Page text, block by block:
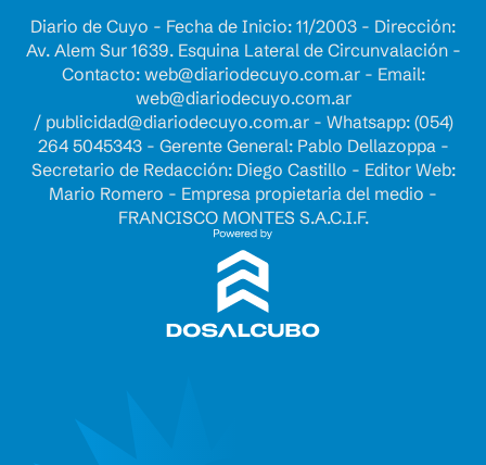
Diario de Cuyo - Fecha de Inicio: 11/2003 - Dirección:
Av. Alem Sur 1639. Esquina Lateral de Circunvalación -
Contacto: web@diariodecuyo.com.ar- Email:
web@diariodecuyo.com.ar
/ publicidad@diariodecuyo.com.ar- Whatsapp: (054)
264 5045343 - Gerente General: Pablo Dellazoppa -
Secretario de Redacción: Diego Castillo - Editor Web:
Mario Romero - Empresa propietaria del medio -
FRANCISCO MONTES S.A.C.I.F.